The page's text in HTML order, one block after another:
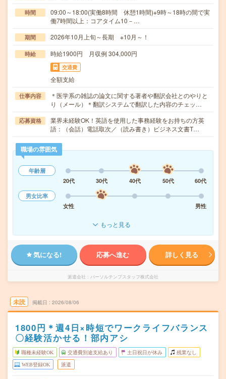
時間
09:00～18:00(実働8時間 休憩1時間)※9時～18時の間で実
働7時間以上：コアタイム10－…
期間 2026年10月上旬～長期 ※10月～！
時給 時給1900円 月収例 304,000円
交通費
全額支給
仕事内容
＊医学系の雑誌の論文に関する著者や翻訳会社とのやりと
り（メール）＊翻訳システムで翻訳した内容のチェッ…
応募資格
業界未経験OK！英語を使用した事務経験をお持ちの方英
語：（会話）電話取次／（読み書き）ビジネス文書T…
職場の雰囲気
年齢層
20代
30代 40代 50代
60代
男女比率
女性
男性
もっと見る
気になる! 応募へ進む 詳しく見る
派遣会社 パーソルテンプスタッフ株式会社
未読 掲載日 2026/08/06
1800円＊週4日×時短でワークライフバランス
〇経験活かせる！部内アシ
職種未経験OK 交通費別途支給あり 土日祝日が休み 残業なし
WEB登録OK 派遣